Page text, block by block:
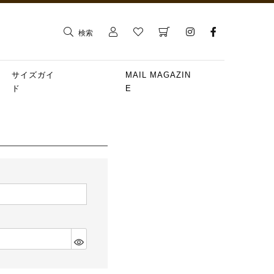
検索
サイズガイ
ド
MAIL MAGAZIN
E